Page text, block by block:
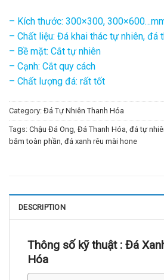
– Kích thước: 300×300,
– Chất liệu: Đá khai thác tự nhiên, đá
– Bề mặt: Cắt tự nhiên
– Cạnh: Cắt quy cách
– Chất lượng đá: rất tốt
Category: Đá Tự Nhiên Thanh Hóa
Tags: Chậu Đá Ong Đá Thanh Hóa đá tự
băm toàn phần đá xanh rêu mài hone
DESCRIPTION
Thông số kỹ thuật : Đá
Hóa